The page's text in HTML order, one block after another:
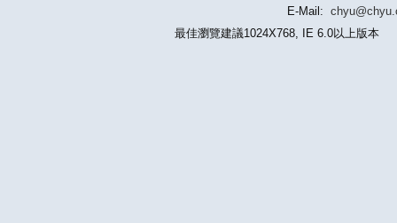
E-Mail:
最佳瀏覽建議1024X768, IE 6.0以上版本